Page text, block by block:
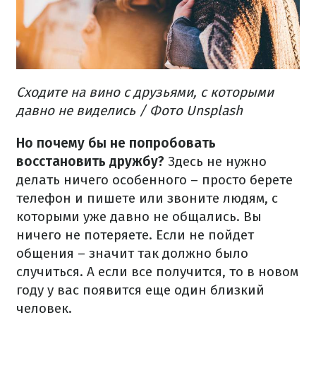
Сходите на вино с друзьями, с которыми
давно не виделись / Фото Unsplash
Но почему бы не попробовать
восстановить дружбу? Здесь не нужно
делать ничего особенного – просто берете
телефон и пишете или звоните людям, с
которыми уже давно не общались. Вы
ничего не потеряете. Если не пойдет
общения – значит так должно было
случиться. А если все получится, то в новом
году у вас появится еще один близкий
человек.